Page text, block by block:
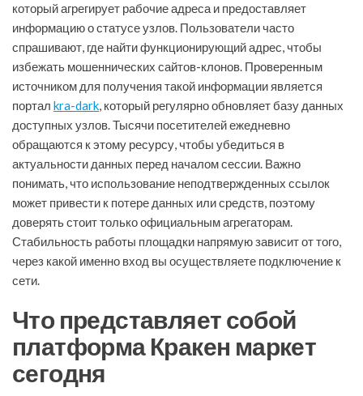
который агрегирует рабочие адреса и предоставляет
информацию о статусе узлов. Пользователи часто
спрашивают, где найти функционирующий адрес, чтобы
избежать мошеннических сайтов-клонов. Проверенным
источником для получения такой информации является
портал kra-dark, который регулярно обновляет базу данных
доступных узлов. Тысячи посетителей ежедневно
обращаются к этому ресурсу, чтобы убедиться в
актуальности данных перед началом сессии. Важно
понимать, что использование неподтвержденных ссылок
может привести к потере данных или средств, поэтому
доверять стоит только официальным агрегаторам.
Стабильность работы площадки напрямую зависит от того,
через какой именно вход вы осуществляете подключение к
сети.
Что представляет собой
платформа Кракен маркет
сегодня